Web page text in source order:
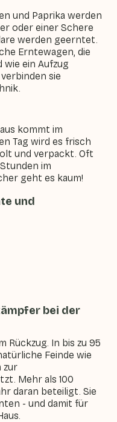
und Paprika werden
oder einer Schere
werden geerntet.
Erntewagen, die
wie ein Aufzug
sie
kommt im
Tag wird es frisch
und verpackt. Oft
im
geht es kaum!
und
bei der
Rückzug. In bis zu 95
Feinde wie
zur
Mehr als 100
daran beteiligt. Sie
- und damit für